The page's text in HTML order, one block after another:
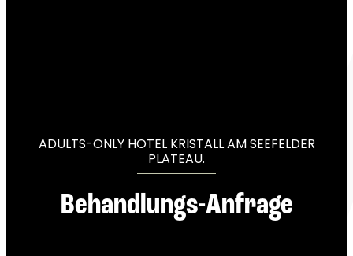
ADULTS-ONLY HOTEL KRISTALL AM SEEFELDER
PLATEAU.
Behandlungs-Anfrage